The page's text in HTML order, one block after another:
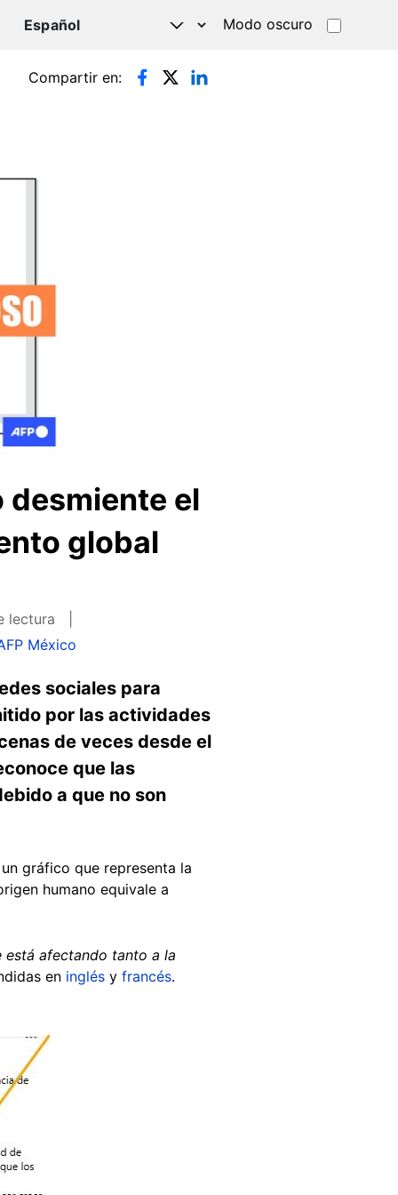
Modo oscuro
Compartir en:
desmiente el
global
lectura
México
sociales para
por las actividades
de veces desde el
que las
a que no son
gráfico que representa la
humano equivale a
está afectando tanto a la
en inglés y francés.